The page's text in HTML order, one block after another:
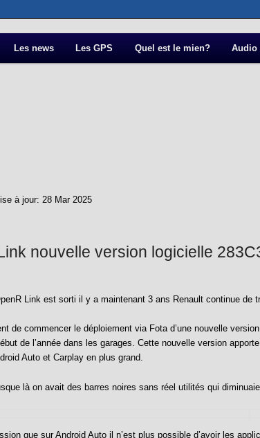
contenu principal
contenu secondaire
Les news Les GPS Quel est le mien? Audio
à jour: 28 Mar 2025
nouvelle version logicielle
Link est sorti il y a maintenant 3 ans Renault continue de
de commencer le déploiement via Fota d’une nouvelle
de l’année dans les garages. Cette nouvelle version
Auto et Carplay en plus grand.
là on avait des barres noires sans réel utilités qui
que sur Android Auto il n’est plus possible d’avoir les